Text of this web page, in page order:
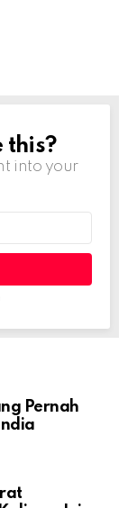
this?
into your
Pernah